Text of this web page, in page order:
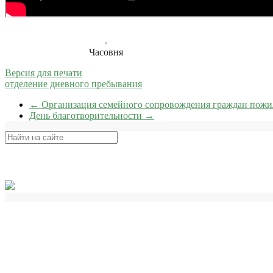
Часовня
Версия для печати
отделение дневного пребывания
← Организация семейного сопровождения граждан
День благотворительности →
Поиск